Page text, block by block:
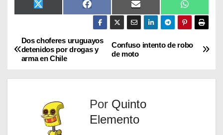
X
(
i
t
t
e
)
F
a
e
b
o
o
E
m
i
W
h
t
A
Confuso intento de robo
de moto
Dos choferes uruguayos
detenidos por drogas y
arma en Chile
Por Quinto
Elemento